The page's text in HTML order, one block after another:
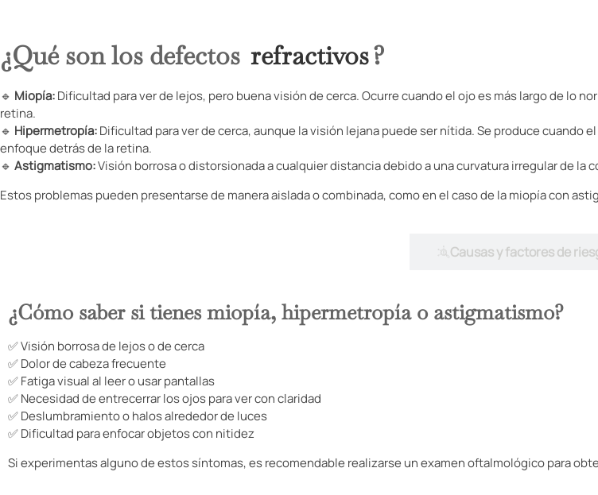
¿Qué son los defectos refractivos?
🔹 Miopía:Dificultad para ver de lejos, pero buena visión de cerca. Ocurre cuando el ojo es más largo de lo
retina.
🔹 Hipermetropía:Dificultad para ver de cerca, aunque la visión lejana puede ser nítida. Se produce cuando
enfoque detrás de la retina.
🔹 Astigmatismo:Visión borrosa o distorsionada a cualquier distancia debido a una curvatura irregular de
Estos problemas pueden presentarse de manera aislada o combinada, como en el caso de la miopía con
Causas y factores de
¿Cómo saber si tienes miopía, hipermetropía o astigmatismo?
✅ Visión borrosa de lejos o de cerca
✅ Dolor de cabeza frecuente
✅ Fatiga visual al leer o usar pantallas
✅ Necesidad de entrecerrar los ojos para ver con claridad
✅ Deslumbramiento o halos alrededor de luces
✅ Dificultad para enfocar objetos con nitidez
Si experimentas alguno de estos síntomas, es recomendable realizarse un examen oftalmológico para